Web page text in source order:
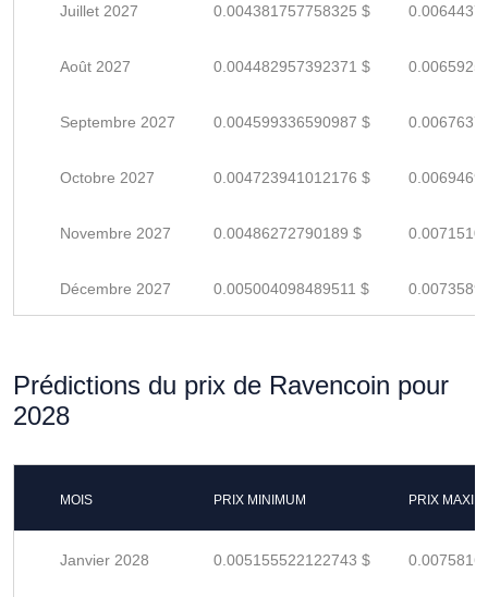
Juillet 2027 0.004381757758325 $
Août 2027 0.004482957392371 $
Septembre 2027 0.004599336590987 $
Octobre 2027 0.004723941012176 $
Novembre 2027 0.00486272790189 $
Décembre 2027 0.005004098489511 $
Prédictions du prix de Ravencoin pour
2028
MOIS PRIX MINIMUM PRIX
Janvier 2028 0.005155522122743 $